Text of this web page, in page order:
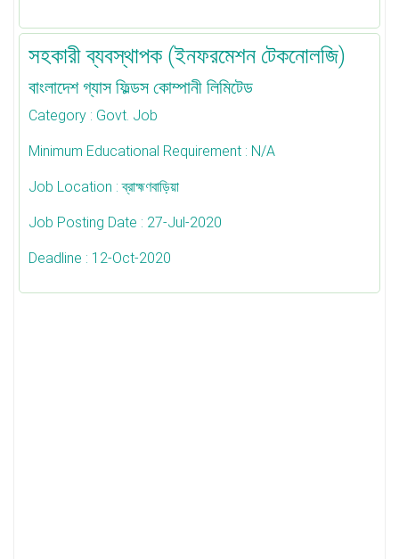
সহকারী ব্যবস্থাপক (ইনফরমেশন টেকনোলজি)
বাংলাদেশ গ্যাস ফিল্ডস কোম্পানী লিমিটেড
Category : Govt. Job
Minimum Educational Requirement : N/A
Job Location : ব্রাহ্মণবাড়িয়া
Job Posting Date : 27-Jul-2020
Deadline : 12-Oct-2020